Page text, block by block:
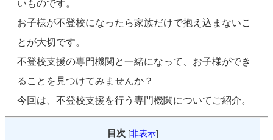
いものです。
お子様が不登校になったら家族だけで抱え込まないこ
とが大切です。
不登校支援の専門機関と一緒になって、お子様ができ
ることを見つけてみませんか？
今回は、不登校支援を行う専門機関についてご紹介。
目次 [非表示]